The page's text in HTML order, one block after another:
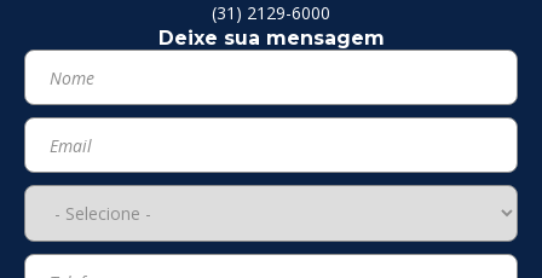
(31) 2129-6000
Deixe sua mensagem